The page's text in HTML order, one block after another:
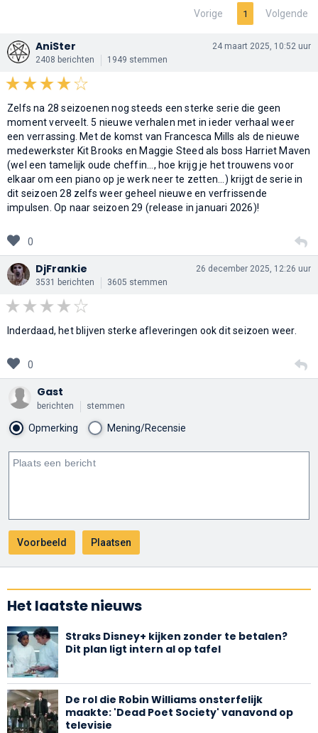
Vorige 1 Volgende
AniSter
2408 berichten 1949 stemmen
24 maart 2025, 10:52 uur
Zelfs na 28 seizoenen nog steeds een sterke serie die geen
moment verveelt. 5 nieuwe verhalen met in ieder verhaal weer
een verrassing. Met de komst van Francesca Mills als de nieuwe
medewerkster Kit Brooks en Maggie Steed als boss Harriet Maven
(wel een tamelijk oude cheffin..., hoe krijg je het trouwens voor
elkaar om een piano op je werk neer te zetten...) krijgt de serie in
dit seizoen 28 zelfs weer geheel nieuwe en verfrissende
impulsen. Op naar seizoen 29 (release in januari 2026)!
0
DjFrankie
3531 berichten 3605 stemmen
26 december 2025, 12:26 uur
Inderdaad, het blijven sterke afleveringen ook dit seizoen weer.
0
Gast
berichten stemmen
Opmerking Mening/Recensie
Het laatste nieuws
Straks Disney+ kijken zonder te betalen?
Dit plan ligt intern al op tafel
De rol die Robin Williams onsterfelijk
maakte: 'Dead Poet Society' vanavond op
televisie